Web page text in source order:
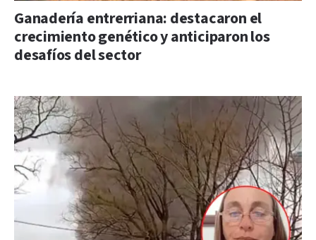
Ganadería entrerriana: destacaron el
crecimiento genético y anticiparon los
desafíos del sector